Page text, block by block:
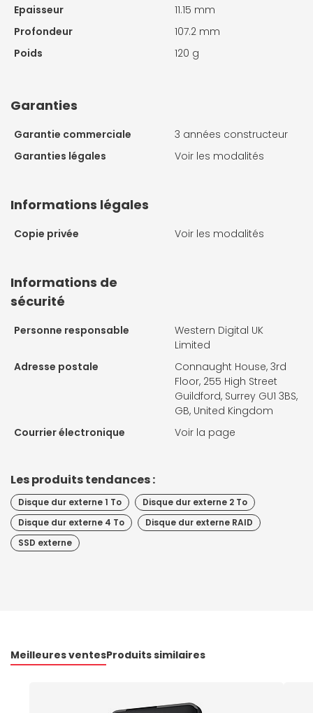
Epaisseur
11.15 mm
Profondeur
107.2 mm
Poids
120 g
Garanties
Garantie commerciale
3 années constructeur
Garanties légales
Voir les modalités
Informations légales
Copie privée Voir les modalités
Informations de
sécurité
Personne responsable
Western Digital UK
Limited
Adresse postale
Connaught House, 3rd
Floor, 255 High Street
Guildford, Surrey GU1 3BS,
GB, United Kingdom
Courrier électronique
Voir la page
Les produits tendances :
Disque dur externe 1 To
Disque dur externe 2 To
Disque dur externe 4 To
Disque dur externe RAID
SSD externe
Meilleures ventesProduits similaires